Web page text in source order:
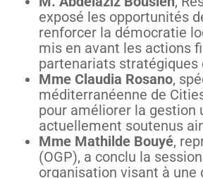
exposé les opportunités
renforcer la démocratie
mis en avant les actions
partenariats stratégiques
Mme Claudia Rosano,
méditerranéenne de
pour améliorer la gestion
actuellement soutenus
Mme Mathilde Bouyé,
(OGP), a conclu la
organisation visant à